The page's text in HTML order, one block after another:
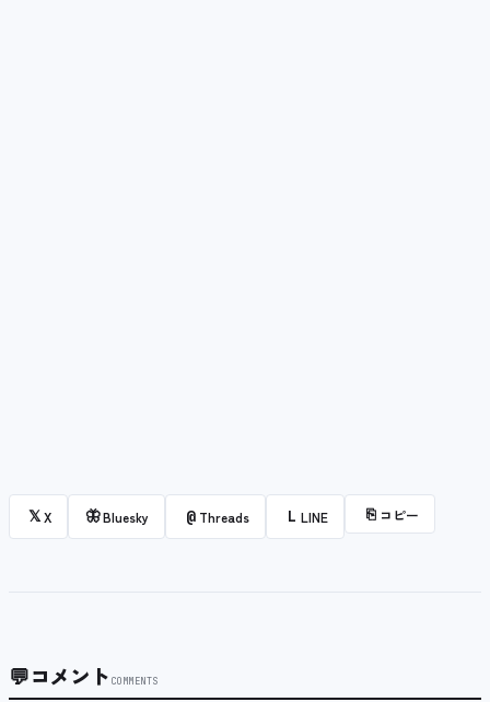
𝕏X 🦋Bluesky @ Threads L LINE ⎘ コピー
💬コメント COMMENTS